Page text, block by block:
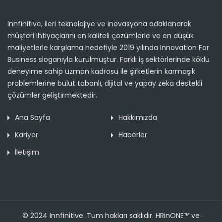
Innfinitive, ileri teknolojiye ve inovasyona odaklanarak
müşteri ihtiyaçlarını en kaliteli çözümlerle ve en düşük
maliyetlerle karşılama hedefiyle 2019 yılında Innovation For
Business sloganıyla kurulmuştur. Farklı iş sektörlerinde köklü
deneyime sahip uzman kadrosu ile şirketlerin karmaşık
problemlerine bulut tabanlı, dijital ve yapay zeka destekli
çözümler geliştirmektedir.
Ana Sayfa
Hakkımızda
Kariyer
Haberler
İletişim
© 2024 Innfinitive. Tüm hakları saklıdır. HRinONE™ ve